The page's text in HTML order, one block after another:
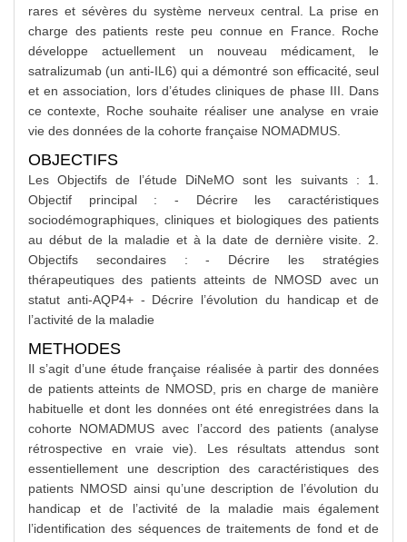
rares et sévères du système nerveux central. La prise en
charge des patients reste peu connue en France. Roche
développe actuellement un nouveau médicament, le
satralizumab (un anti-IL6) qui a démontré son efficacité, seul
et en association, lors d’études cliniques de phase III. Dans
ce contexte, Roche souhaite réaliser une analyse en vraie
vie des données de la cohorte française NOMADMUS.
OBJECTIFS
Les Objectifs de l’étude DiNeMO sont les suivants : 1.
Objectif principal : - Décrire les caractéristiques
sociodémographiques, cliniques et biologiques des patients
au début de la maladie et à la date de dernière visite. 2.
Objectifs secondaires : - Décrire les stratégies
thérapeutiques des patients atteints de NMOSD avec un
statut anti-AQP4+ - Décrire l’évolution du handicap et de
l’activité de la maladie
METHODES
Il s’agit d’une étude française réalisée à partir des données
de patients atteints de NMOSD, pris en charge de manière
habituelle et dont les données ont été enregistrées dans la
cohorte NOMADMUS avec l’accord des patients (analyse
rétrospective en vraie vie). Les résultats attendus sont
essentiellement une description des caractéristiques des
patients NMOSD ainsi qu’une description de l’évolution du
handicap et de l’activité de la maladie mais également
l’identification des séquences de traitements de fond et de